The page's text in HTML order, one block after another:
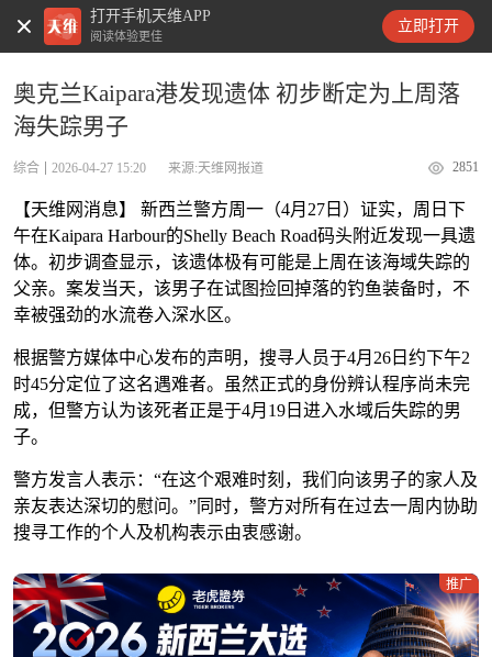
打开手机天维APP
阅读体验更佳
立即打开
天维新闻
奥克兰Kaipara港发现遗体 初步断定为上周落
海失踪男子
综合 2026-04-27 15:20 来源:天维网报道 2851
【天维网消息】 新西兰警方周一（4月27日）证实，周日下
午在Kaipara Harbour的Shelly Beach Road码头附近发现一具遗
体。初步调查显示，该遗体极有可能是上周在该海域失踪的
父亲。 案发当天，该男子在试图捡回掉落的钓鱼装备时，不
幸被强劲的水流卷入深水区。
根据警方媒体中心发布的声明，搜寻人员于4月26日约下午2
时45分定位了这名遇难者。虽然正式的身份辨认程序尚未完
成，但警方认为该死者正是于4月19日进入水域后失踪的男
子。
警方发言人表示：“在这个艰难时刻，我们向该男子的家人及
亲友表达深切的慰问。”同时，警方对所有在过去一周内协助
搜寻工作的个人及机构表示由衷感谢。
推广